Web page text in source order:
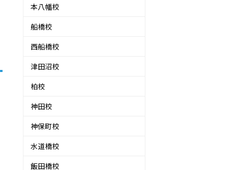
本八幡校
船橋校
西船橋校
津田沼校
柏校
神田校
神保町校
水道橋校
飯田橋校